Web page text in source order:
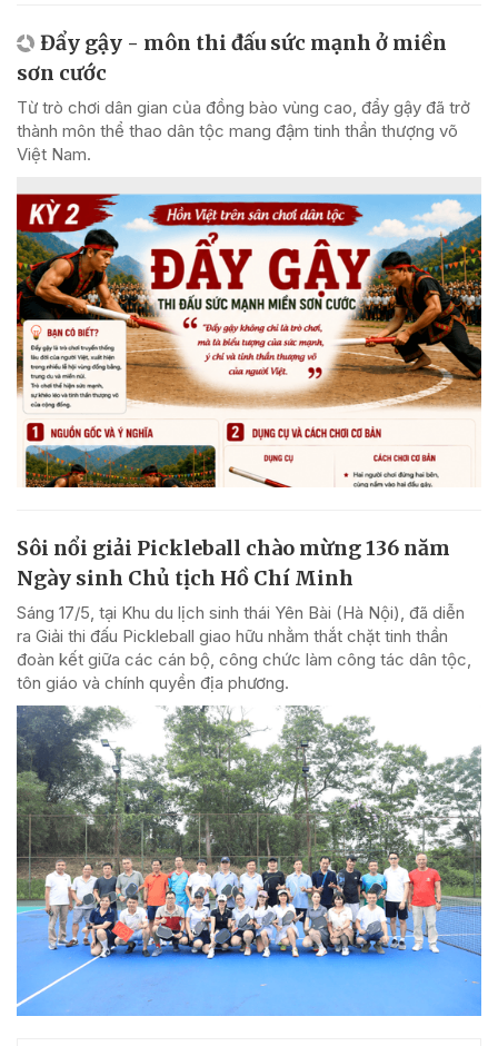
Đẩy gậy - môn thi đấu sức mạnh ở miền
sơn cước
Từ trò chơi dân gian của đồng bào vùng cao, đẩy gậy đã trở
thành môn thể thao dân tộc mang đậm tinh thần thượng võ
Việt Nam.
Sôi nổi giải Pickleball chào mừng 136 năm
Ngày sinh Chủ tịch Hồ Chí Minh
Sáng 17/5, tại Khu du lịch sinh thái Yên Bài (Hà Nội), đã diễn
ra Giải thi đấu Pickleball giao hữu nhằm thắt chặt tinh thần
đoàn kết giữa các cán bộ, công chức làm công tác dân tộc,
tôn giáo và chính quyền địa phương.